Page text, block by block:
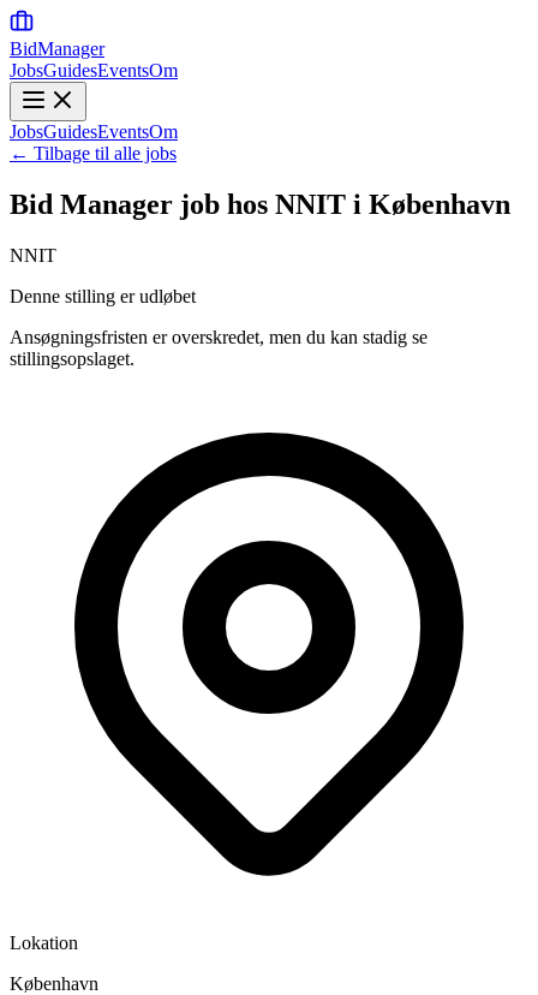
BidManager
JobsGuidesEventsOm
JobsGuidesEventsOm
← Tilbage til alle jobs
Bid Manager job hos NNIT i København
NNIT
Denne stilling er udløbet
Ansøgningsfristen er overskredet, men du kan stadig se
stillingsopslaget.
Lokation
København